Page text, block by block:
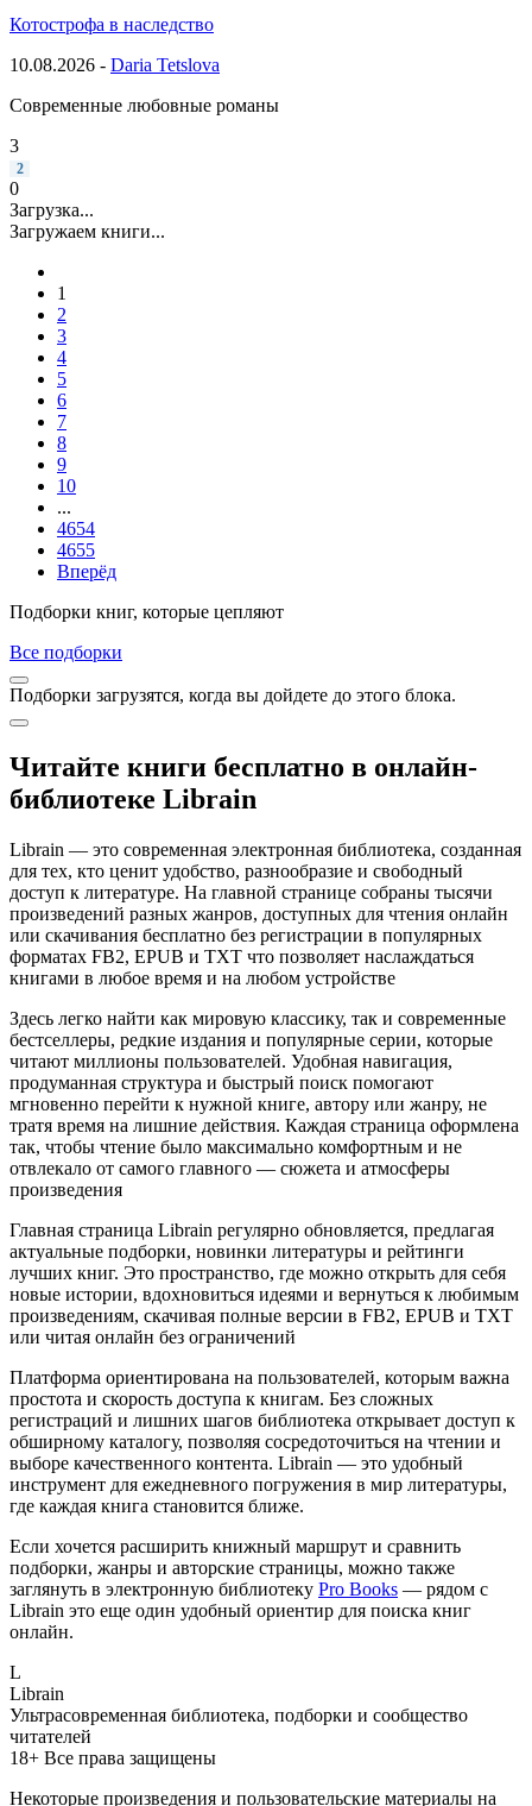
Котострофа в наследство
10.08.2026 - Daria Tetslova
Современные любовные романы
3
2
0
Загрузка...
Загружаем книги...
1
2
3
4
5
6
7
8
9
10
...
4654
4655
Вперёд
Подборки книг, которые цепляют
Все подборки
Подборки загрузятся, когда вы дойдете до этого блока.
Читайте книги бесплатно в онлайн-
библиотеке Librain
Librain — это современная электронная библиотека, созданная
для тех, кто ценит удобство, разнообразие и свободный
доступ к литературе. На главной странице собраны тысячи
произведений разных жанров, доступных для чтения онлайн
или скачивания бесплатно без регистрации в популярных
форматах FB2, EPUB и TXT что позволяет наслаждаться
книгами в любое время и на любом устройстве
Здесь легко найти как мировую классику, так и современные
бестселлеры, редкие издания и популярные серии, которые
читают миллионы пользователей. Удобная навигация,
продуманная структура и быстрый поиск помогают
мгновенно перейти к нужной книге, автору или жанру, не
тратя время на лишние действия. Каждая страница оформлена
так, чтобы чтение было максимально комфортным и не
отвлекало от самого главного — сюжета и атмосферы
произведения
Главная страница Librain регулярно обновляется, предлагая
актуальные подборки, новинки литературы и рейтинги
лучших книг. Это пространство, где можно открыть для себя
новые истории, вдохновиться идеями и вернуться к любимым
произведениям, скачивая полные версии в FB2, EPUB и TXT
или читая онлайн без ограничений
Платформа ориентирована на пользователей, которым важна
простота и скорость доступа к книгам. Без сложных
регистраций и лишних шагов библиотека открывает доступ к
обширному каталогу, позволяя сосредоточиться на чтении и
выборе качественного контента. Librain — это удобный
инструмент для ежедневного погружения в мир литературы,
где каждая книга становится ближе.
Если хочется расширить книжный маршрут и сравнить
подборки, жанры и авторские страницы, можно также
заглянуть в электронную библиотеку Pro Books — рядом с
Librain это еще один удобный ориентир для поиска книг
онлайн.
L
Librain
Ультрасовременная библиотека, подборки и сообщество
читателей
18+ Все права защищены
Некоторые произведения и пользовательские материалы на